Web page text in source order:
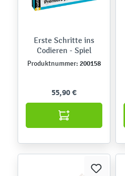
Erste Schritte ins
Codieren - Spiel
Produktnummer: 200158
55,90 €